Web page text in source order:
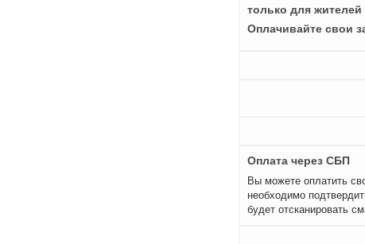
только для
Оплачивайте свои
Оплата через СБП
Вы можете оплатить
необходимо
будет отсканировать